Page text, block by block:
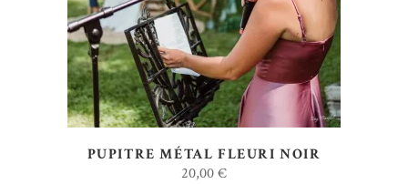
PUPITRE MÉTAL FLEURI NOIR
20,00€